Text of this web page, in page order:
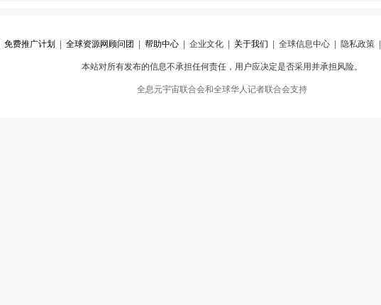
免费推广计划 全球资源网顾问团 帮助中心| 企业文化| 关于我们 全球信息中心| 隐私政策|
心|违规举报
本站对所有发布的信息不承担任何责任，用户应决定是否采用并承担风险。
全息元宇宙联合会和全球华人记者联合会支持